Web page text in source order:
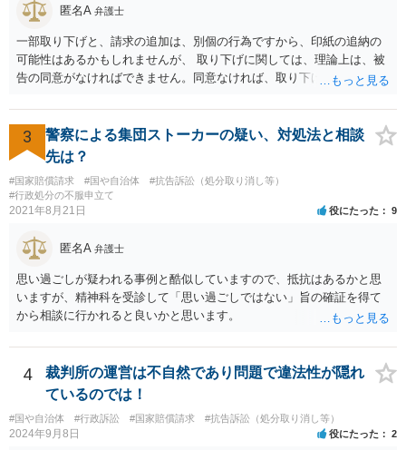
匿名A 弁護士
一部取り下げと、請求の追加は、別個の行為ですから、印紙の追納の
可能性はあるかもしれませんが、 取り下げに関しては、理論上は、被
告の同意がなければできません。同意なければ、取り下げられず従前
ら、よろしいですねなど尋ねられて同意しないケースは、少ないよう
に思えます。
3
警察による集団ストーカーの疑い、対処法と相談
先は？
#国家賠償請求 #国や自治体
#抗告訴訟（処分取り消し等）
#行政処分の不服申立て
2021年8月21日 役にたった 9
匿名A 弁護士
思い過ごしが疑われる事例と酷似していますので、抵抗はあるかと思
いますが、精神科を受診して「思い過ごしではない」旨の確証を得て
から相談に行かれると良いかと思います。
4
裁判所の運営は不自然であり問題で違法性が隠れ
ているのでは！
#国や自治体 #行政訴訟 #国家賠償請求 #抗告訴訟（処分取り消し等）
2024年9月8日 役にたった 2